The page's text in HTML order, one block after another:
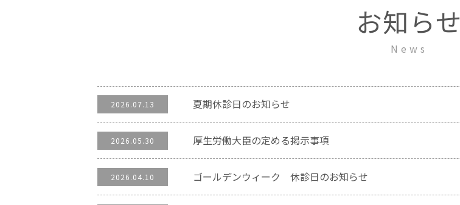
お知らせ
News
2026.07.13 夏期休診日のお知らせ
2026.05.30 厚生労働大臣の定める掲示事項
2026.04.10 ゴールデンウィーク 休診日のお知らせ